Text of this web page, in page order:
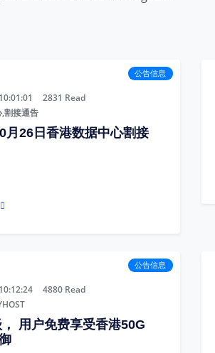
公告信息
2831 Read
割接通告
月26日香港数据中心割接
公告信息
4880 Read
用户免费享受香港50G